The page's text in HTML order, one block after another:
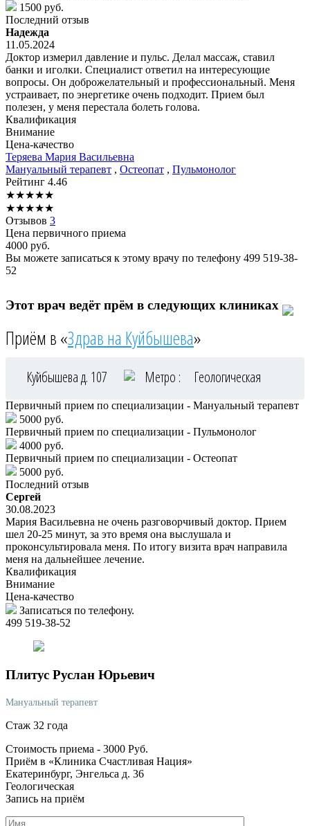
1500 руб.
Последний отзыв
Надежда
11.05.2024
Доктор измерил давление и пульс. Делал массаж, ставил
банки и иголки. Специалист ответил на интересующие
вопросы. Он доброжелательный и профессиональный. Меня
устраивает, по энергетике очень подходит. Прием был
полезен, у меня перестала болеть голова.
Квалификация
Внимание
Цена-качество
Теряева Мария Васильевна
Мануальный терапевт , Остеопат , Пульмонолог
Рейтинг 4.46
★★★★★
★★★★★
Отзывов 3
Цена первичного приема
4000 руб.
Вы можете записаться к этому врачу по телефону 499 519-38-
52
Этот врач ведёт прём в следующих клиниках
Приём в «Здрав на Куйбышева»
Куйбышева д. 107 Метро : Геологическая
Первичный прием по специализации - Мануальный терапевт
5000 руб.
Первичный прием по специализации - Пульмонолог
4000 руб.
Первичный прием по специализации - Остеопат
5000 руб.
Последний отзыв
Сергей
30.08.2023
Мария Васильевна не очень разговорчивый доктор. Прием
шел 20-25 минут, за это время она выслушала и
проконсультировала меня. По итогу визита врач направила
меня на дальнейшее лечение.
Квалификация
Внимание
Цена-качество
Записаться по телефону.
499 519-38-52
Плитус Руслан Юрьевич
Мануальный терапевт
Стаж 32 года
Стоимость приема - 3000 Руб.
Приём в «Клиника Счастливая Нация»
Екатеринбург, Энгельса д. 36
Геологическая
Запись на приём